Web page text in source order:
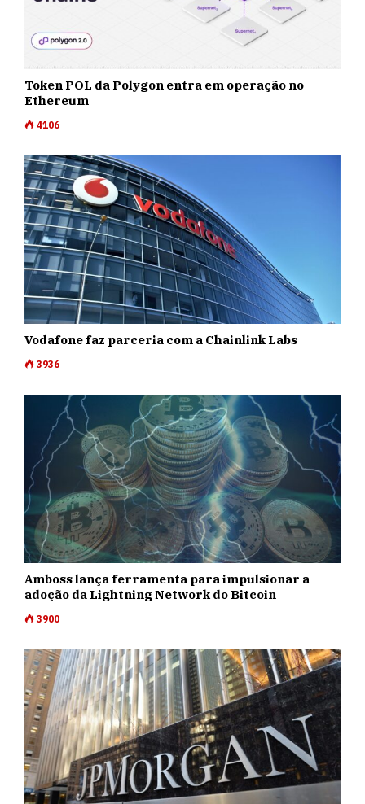
Token POL da Polygon entra em operação no
Ethereum
4106
Vodafone faz parceria com a Chainlink Labs
3936
Amboss lança ferramenta para impulsionar a
adoção da Lightning Network do Bitcoin
3900